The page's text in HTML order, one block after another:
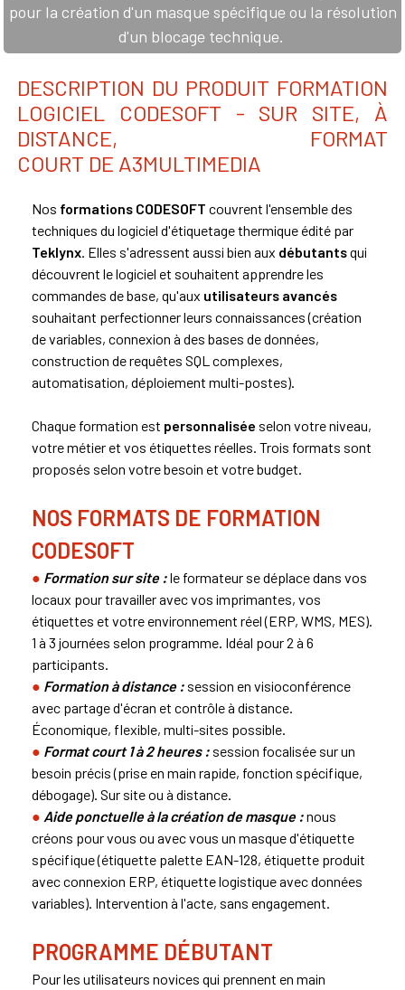
pour la création d'un masque spécifique ou la résolution
d'un blocage technique.
DESCRIPTION DU PRODUIT FORMATION
LOGICIEL CODESOFT - SUR SITE, À
DISTANCE, FORMAT
COURT DE A3MULTIMEDIA
Nos formations CODESOFT couvrent l'ensemble des
techniques du logiciel d'étiquetage thermique édité par
Teklynx . Elles s'adressent aussi bien aux débutantsqui
découvrent le logiciel et souhaitent apprendre les
commandes de base, qu'aux utilisateurs avancés
souhaitant perfectionner leurs connaissances (création
de variables, connexion à des bases de données,
construction de requêtes SQL complexes,
automatisation, déploiement multi-postes).
Chaque formation est personnalisée selon votre niveau,
votre métier et vos étiquettes réelles. Trois formats sont
proposés selon votre besoin et votre budget.
NOS FORMATS DE FORMATION
CODESOFT
● Formation sur site :le formateur se déplace dans vos
locaux pour travailler avec vos imprimantes, vos
étiquettes et votre environnement réel (ERP, WMS, MES).
1 à 3 journées selon programme. Idéal pour 2 à 6
participants.
● Formation à distance : session en visioconférence
avec partage d'écran et contrôle à distance.
Économique, flexible, multi-sites possible.
● Format court 1 à 2 heures : session focalisée sur un
besoin précis (prise en main rapide, fonction spécifique,
débogage). Sur site ou à distance.
● Aide ponctuelle à la création de masque :nous
créons pour vous ou avec vous un masque d'étiquette
spécifique (étiquette palette EAN-128, étiquette produit
avec connexion ERP, étiquette logistique avec données
variables). Intervention à l'acte, sans engagement.
PROGRAMME DÉBUTANT
Pour les utilisateurs novices qui prennent en main